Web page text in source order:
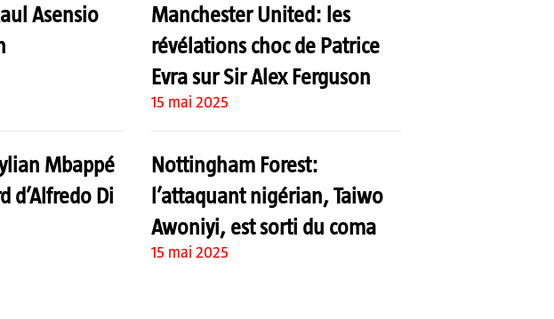
Asensio
Manchester United: les
révélations choc de Patrice
Evra sur Sir Alex Ferguson
15 mai 2025
Mbappé
d’Alfredo Di
Nottingham Forest:
l’attaquant nigérian, Taiwo
Awoniyi, est sorti du coma
15 mai 2025